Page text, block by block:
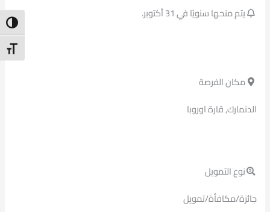
يتم منحها سنويًا في 31 أكتوبر.
مكان الفرصة
الدنمارك, قارة اوروبا
نوع التمويل
جائزة/مكافأة/تمويل